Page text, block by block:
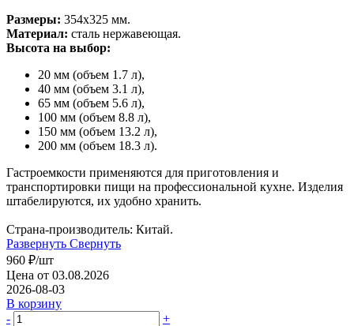
Размеры: 354х325 мм.
Материал: сталь нержавеющая.
Высота на выбор:
20 мм (объем 1.7 л),
40 мм (объем 3.1 л),
65 мм (объем 5.6 л),
100 мм (объем 8.8 л),
150 мм (объем 13.2 л),
200 мм (объем 18.3 л).
Гастроемкости применяются для приготовления и
транспортировки пищи на профессиональной кухне. Изделия
штабелируются, их удобно хранить.
Страна-производитель: Китай.
Развернуть Свернуть
960 ₽/шт
Цена от 03.08.2026
2026-08-03
В корзину
-
+